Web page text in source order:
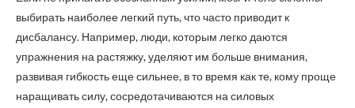
выбирать наиболее легкий путь, что часто приводит к
дисбалансу. Например, люди, которым легко даются
упражнения на растяжку, уделяют им больше внимания,
развивая гибкость еще сильнее, в то время как те, кому проще
наращивать силу, сосредотачиваются на силовых